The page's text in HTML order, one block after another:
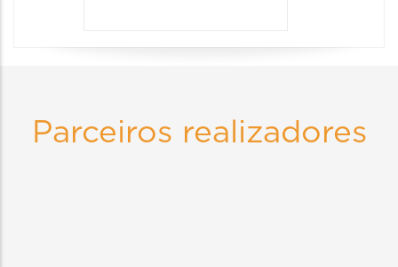
Parceiros realizadores